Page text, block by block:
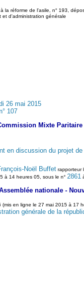
la réforme de l'asile, n° 193,
et d'administration générale
26 mai 2015
107
Mixte Paritaire
en discussion du projet
Noël Buffetrapporteur
à 14 heures 05, sous le n° 2861
nationale -
en ligne le 27 mai 2015 à 17
générale de la